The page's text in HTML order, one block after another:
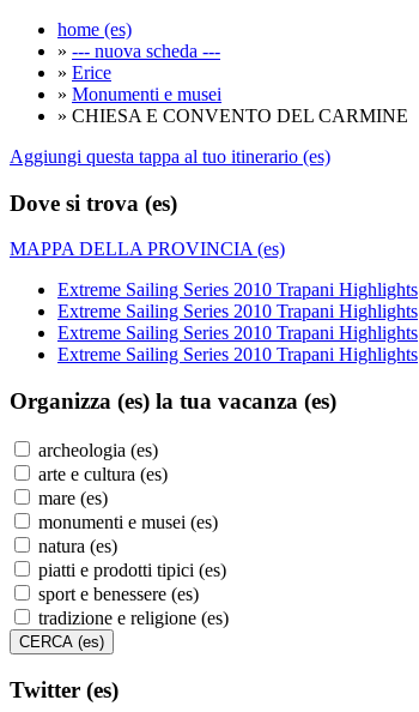
home (es)
» --- nuova scheda ---
» Erice
» Monumenti e musei
» CHIESA E CONVENTO DEL CARMINE
Aggiungi questa tappa al tuo itinerario (es)
Dove si trova (es)
MAPPA DELLA PROVINCIA (es)
Extreme Sailing Series 2010 Trapani Highlights
Extreme Sailing Series 2010 Trapani Highlights
Extreme Sailing Series 2010 Trapani Highlights
Extreme Sailing Series 2010 Trapani Highlights
Organizza (es) la tua vacanza (es)
archeologia (es)
arte e cultura (es)
mare (es)
monumenti e musei (es)
natura (es)
piatti e prodotti tipici (es)
sport e benessere (es)
tradizione e religione (es)
Twitter (es)